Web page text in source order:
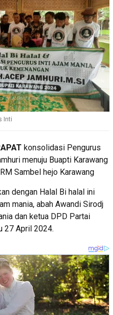
Inti
konsolidasi Pengurus
menuju Buapti Karawang
Sambel hejo Karawang
dengan Halal Bi halal ini
mania, abah Awandi Sirodj
dan ketua DPD Partai
27 April 2024.